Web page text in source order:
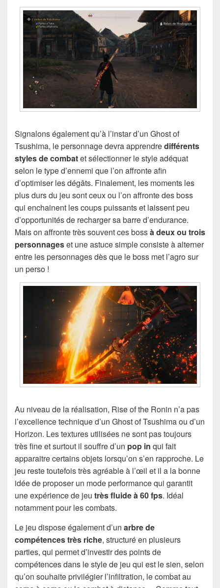
Signalons également qu’à l’instar d’un Ghost of
Tsushima, le personnage devra apprendredifférents
styles de combatet sélectionner le style adéquat
selon le type d’ennemi que l’on affronte afin
d’optimiser les dégâts. Finalement, les moments les
plus durs du jeu sont ceux ou l’on affronte des boss
qui enchainent les coups puissants et laissent peu
d’opportunités de recharger sa barre d’endurance.
Mais on affronte très souvent ces bossà deux ou trois
personnageset une astuce simple consiste à alterner
entre les personnages dès que le boss met l’agro sur
un perso !
Au niveau de la réalisation, Rise of the Ronin n’a pas
l’excellence technique d’un Ghost of Tsushima ou d’un
Horizon. Les textures utilisées ne sont pas toujours
très fine et surtout il souffre d’un pop in qui fait
apparaitre certains objets lorsqu’on s’en rapproche. Le
jeu reste toutefois très agréable à l’œil et il a la bonne
idée de proposer un mode performance qui garantit
une expérience de jeu très fluide à 60 fps. Idéal
notamment pour les combats.
Le jeu dispose également d’un arbre de
compétences très riche, structuré en plusieurs
parties, qui permet d’investir des points de
compétences dans le style de jeu qui est le sien, selon
qu’on souhaite privilégier l’infiltration, le combat au